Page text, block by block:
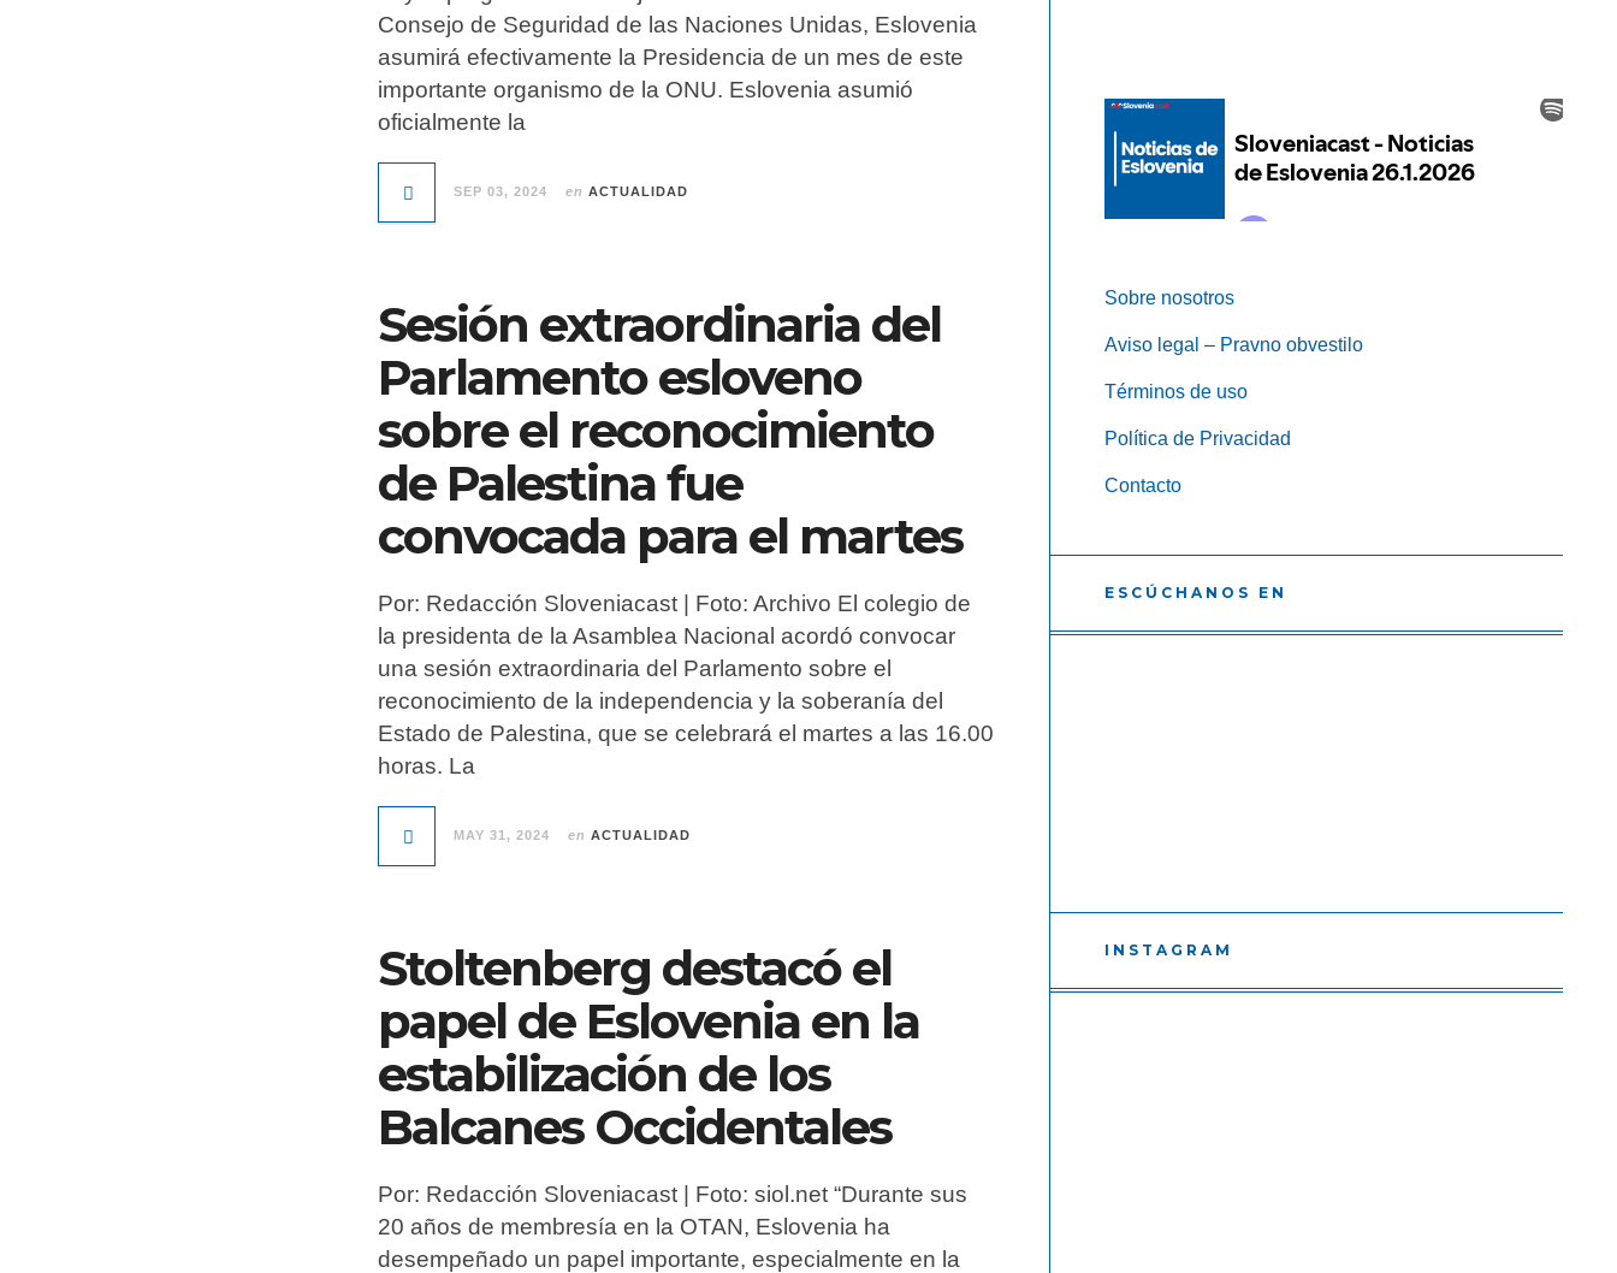
Consejo de Seguridad de las Naciones Unidas, Eslovenia
asumirá efectivamente la Presidencia de un mes de este
importante organismo de la ONU. Eslovenia asumió
oficialmente la
SEP 03, 2024 en ACTUALIDAD
Sesión extraordinaria del
Parlamento esloveno
sobre el reconocimiento
de Palestina fue
convocada para el martes
Por: Redacción Sloveniacast | Foto: Archivo El colegio de
la presidenta de la Asamblea Nacional acordó convocar
una sesión extraordinaria del Parlamento sobre el
reconocimiento de la independencia y la soberanía del
Estado de Palestina, que se celebrará el martes a las 16.00
horas. La
MAY 31, 2024 en ACTUALIDAD
Stoltenberg destacó el
papel de Eslovenia en la
estabilización de los
Balcanes Occidentales
Por: Redacción Sloveniacast | Foto: siol.net “Durante sus
20 años de membresía en la OTAN, Eslovenia ha
desempeñado un papel importante, especialmente en la
Sobre nosotros
Aviso legal – Pravno obvestilo
Términos de uso
Política de Privacidad
Contacto
ESCÚCHANOS EN
INSTAGRAM